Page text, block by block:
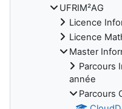
UFRIM²AG
Licence
Licence
Master
Parcours
année
Parcours